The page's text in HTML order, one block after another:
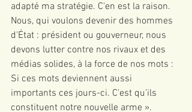
adapté ma stratégie. C'en est la raison.
Nous, qui voulons devenir des hommes
d'État : président ou gouverneur, nous
devons lutter contre nos rivaux et des
médias solides, à la force de nos mots :
Si ces mots deviennent aussi
importants ces jours-ci. C'est qu’ils
constituent notre nouvelle arme ».